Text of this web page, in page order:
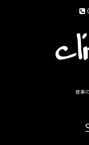
音楽